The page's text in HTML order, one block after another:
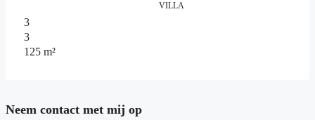
VILLA
3
3
125 m²
Neem contact met mij op